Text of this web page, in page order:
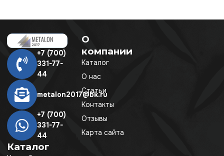
+7 (700)
331-77-
44
metalon2017@bk.ru
+7 (700)
331-77-
44
Каталог
О
компании
Каталог
О нас
Статьи
Контакты
Отзывы
Карта сайта